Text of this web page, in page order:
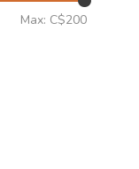
Max: C$200